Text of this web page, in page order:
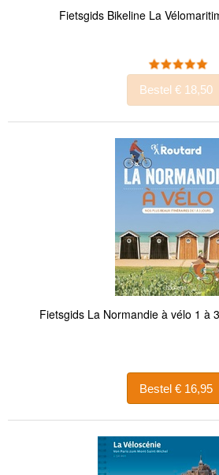
Fietsgids Bikeline La
Bestel € 18,50
Fietsgids La Normandie à vélo 1 à
Bestel € 16,95